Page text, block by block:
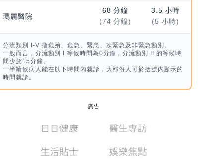
瑪麗醫院
68 分鐘
(74 分鐘)
3.5 小時
(5 小時)
分流類別 I-V 指危殆、危急、緊急、次緊急及非緊急類別。
一般而言，分流類別 I 等候時間為0分鐘，分流類別 II 的等候時
間少於15分鐘。
一半輪候病人能在以下時間內就診，大部份人可於括號內顯示的
時間就診。
廣告